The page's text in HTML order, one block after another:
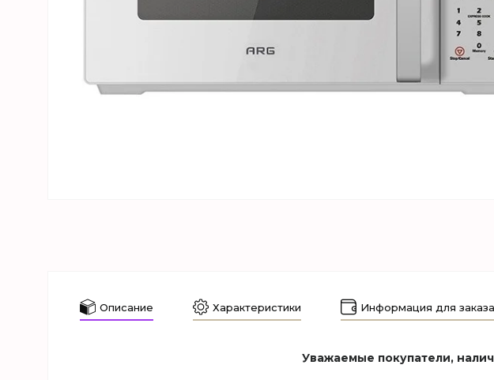
Описание Характеристики Информация для заказа
Уважаемые покупатели,